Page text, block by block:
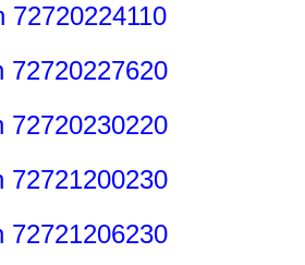
72720224110
72720227620
72720230220
72721200230
72721206230